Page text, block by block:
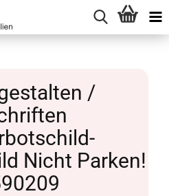
/
Nicht Parken!